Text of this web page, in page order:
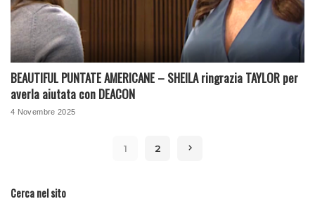
BEAUTIFUL PUNTATE AMERICANE – SHEILA ringrazia TAYLOR per
averla aiutata con DEACON
4 Novembre 2025
1 2
Cerca nel sito